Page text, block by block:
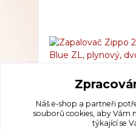
Náš e-shop a partneři
souborů cookies, aby
týkající se